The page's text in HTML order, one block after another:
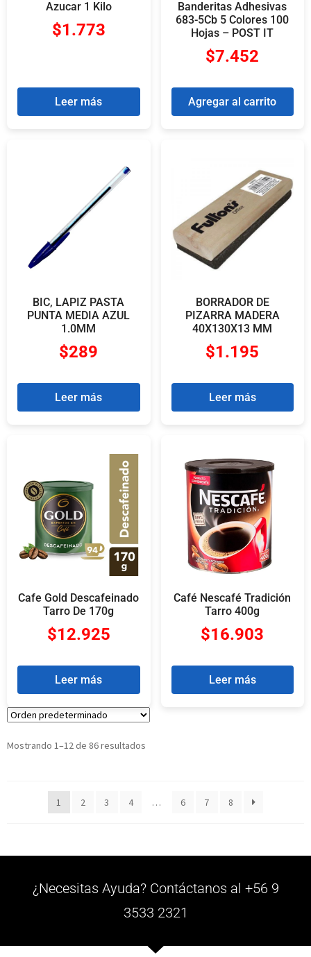
Azucar 1 Kilo
$1.773
Leer más
Banderitas Adhesivas
683-5Cb 5 Colores 100
Hojas – POST IT
$7.452
Agregar al carrito
BIC, LAPIZ PASTA
PUNTA MEDIA AZUL
1.0MM
$289
Leer más
BORRADOR DE
PIZARRA MADERA
40X130X13 MM
$1.195
Leer más
Cafe Gold Descafeinado
Tarro De 170g
$12.925
Leer más
Café Nescafé Tradición
Tarro 400g
$16.903
Leer más
Mostrando 1–12 de 86 resultados
1 2 3 4 … 6 7 8
¿Necesitas Ayuda? Contáctanos al +56 9
3533 2321